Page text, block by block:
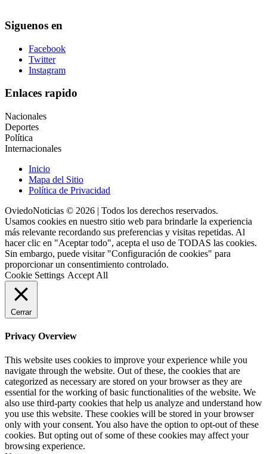
Siguenos en
Facebook
Twitter
Instagram
Enlaces rapido
Nacionales
Deportes
Política
Internacionales
Inicio
Mapa del Sitio
Política de Privacidad
OviedoNoticias © 2026 | Todos los derechos reservados.
Usamos cookies en nuestro sitio web para brindarle la experiencia
más relevante recordando sus preferencias y visitas repetidas. Al
hacer clic en "Aceptar todo", acepta el uso de TODAS las cookies.
Sin embargo, puede visitar "Configuración de cookies" para
proporcionar un consentimiento controlado.
Cookie Settings Accept All
Cerrar
Privacy Overview
This website uses cookies to improve your experience while you
navigate through the website. Out of these, the cookies that are
categorized as necessary are stored on your browser as they are
essential for the working of basic functionalities of the website. We
also use third-party cookies that help us analyze and understand how
you use this website. These cookies will be stored in your browser
only with your consent. You also have the option to opt-out of these
cookies. But opting out of some of these cookies may affect your
browsing experience.